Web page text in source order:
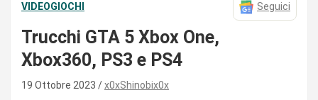
VIDEOGIOCHI Seguici
Trucchi GTA 5 Xbox One,
Xbox360, PS3 e PS4
19 Ottobre 2023 x0xShinobix0x